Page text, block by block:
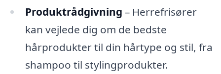
Produktrådgivning – Herrefrisører
kan vejlede dig om de bedste
hårprodukter til din hårtype og stil, fra
shampoo til stylingprodukter.